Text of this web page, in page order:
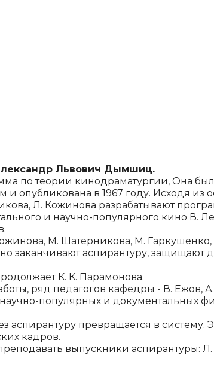
Львович Дымшиц.
по теории кино­драматургии, Она
и опубликована в 1967 году. Исходя
Л. Кожинова разрабатывают
и научно-популярного кино В.
М. Шатерникова, М. Гаркушенко,
заканчивают аспирантуру, защищают
К. К. Парамонова.
ряд педагогов кафедры - В. Ежов,
популярных и документальных
аспирантуру превращается в си­стему.
кадров.
выпуск­ники аспирантуры: Л.